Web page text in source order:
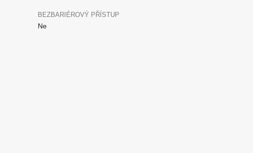
BEZBARIÉROVÝ PŘÍSTUP
Ne